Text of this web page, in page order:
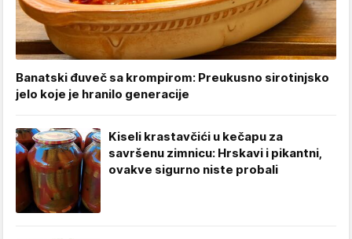
Banatski đuveč sa krompirom: Preukusno sirotinjsko
jelo koje je hranilo generacije
Kiseli krastavčići u kečapu za
savršenu zimnicu: Hrskavi i pikantni,
ovakve sigurno niste probali